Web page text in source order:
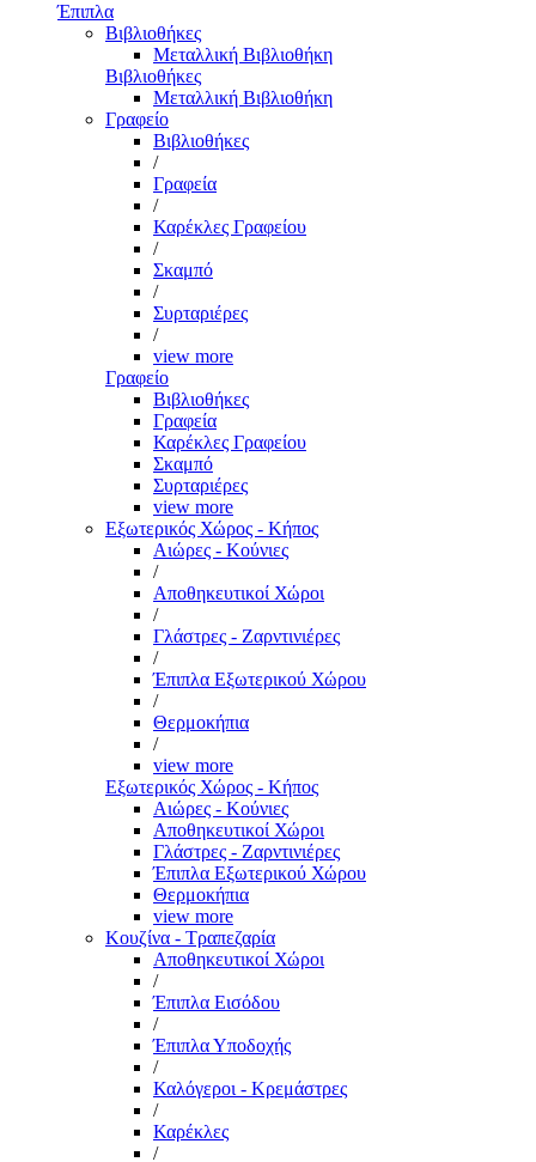
Έπιπλα
Βιβλιοθήκες
Μεταλλική Βιβλιοθήκη
Βιβλιοθήκες
Μεταλλική Βιβλιοθήκη
Γραφείο
Βιβλιοθήκες
/
Γραφεία
/
Καρέκλες Γραφείου
/
Σκαμπό
/
Συρταριέρες
/
view more
Γραφείο
Βιβλιοθήκες
Γραφεία
Καρέκλες Γραφείου
Σκαμπό
Συρταριέρες
view more
Εξωτερικός Χώρος - Κήπος
Αιώρες - Κούνιες
/
Αποθηκευτικοί Χώροι
/
Γλάστρες - Ζαρντινιέρες
/
Έπιπλα Εξωτερικού Χώρου
/
Θερμοκήπια
/
view more
Εξωτερικός Χώρος - Κήπος
Αιώρες - Κούνιες
Αποθηκευτικοί Χώροι
Γλάστρες - Ζαρντινιέρες
Έπιπλα Εξωτερικού Χώρου
Θερμοκήπια
view more
Κουζίνα - Τραπεζαρία
Αποθηκευτικοί Χώροι
/
Έπιπλα Εισόδου
/
Έπιπλα Υποδοχής
/
Καλόγεροι - Κρεμάστρες
/
Καρέκλες
/